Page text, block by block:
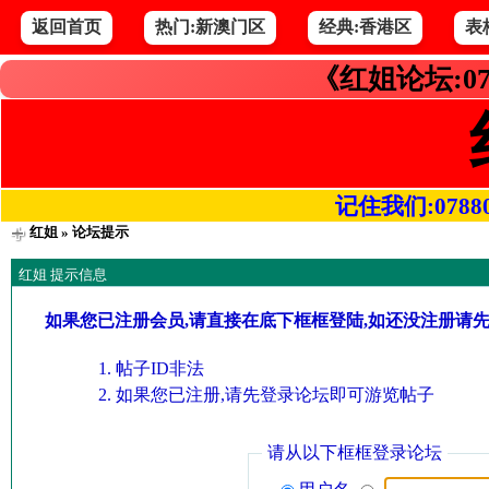
返回首页 热门:新澳门区 经典:香港区 表
《红姐论坛
记住我们
红姐» 论坛提示
红姐 提示信息
如果您已注册会员,请直接在底下框框登陆,如还没注册请
帖子ID非法
如果您已注册,请先登录论坛即可游览帖子
请从以下框框登录论坛